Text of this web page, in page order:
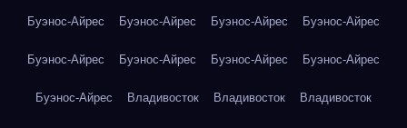
Буэнос-Айрес Буэнос-Айрес Буэнос-Айрес Буэнос-Айрес
Буэнос-Айрес Буэнос-Айрес Буэнос-Айрес Буэнос-Айрес
Буэнос-Айрес Владивосток Владивосток Владивосток